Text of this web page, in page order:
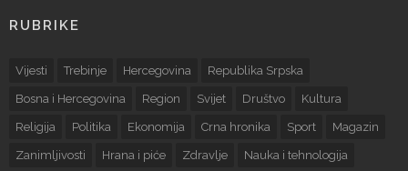
RUBRIKE
Vijesti Trebinje Hercegovina Republika Srpska
Bosna i Hercegovina Region Svijet Društvo Kultura
Religija Politika Ekonomija Crna hronika Sport Magazin
Zanimljivosti Hrana i piće Zdravlje Nauka i tehnologija